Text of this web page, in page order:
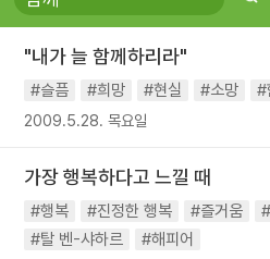
#희망
#나눔 #친구 #링컨학교
#독서
#건강 #면역력
"내가 늘 함께하리라"
#슬픔 #희망 #현실 #소망 #
2009.5.28. 목요일
가장 행복하다고 느낄 때
#행복 #진정한 행복 #즐거움
#탈 벤-샤하르
#해피어